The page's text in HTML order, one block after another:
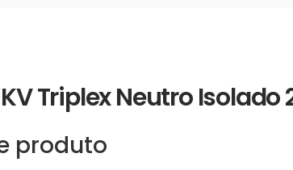
Triplex Neutro Isolado
produto